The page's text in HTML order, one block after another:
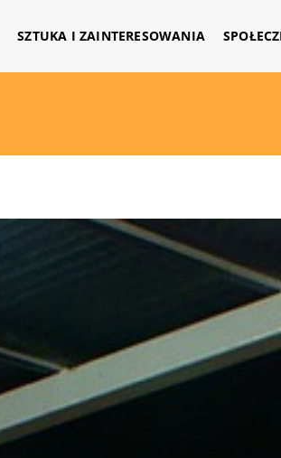
SZTUKA I ZAINTERESOWANIA